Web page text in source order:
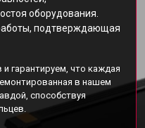
оборудования.
подтверждающая
гарантируем, что каждая
в нашем
способствуя